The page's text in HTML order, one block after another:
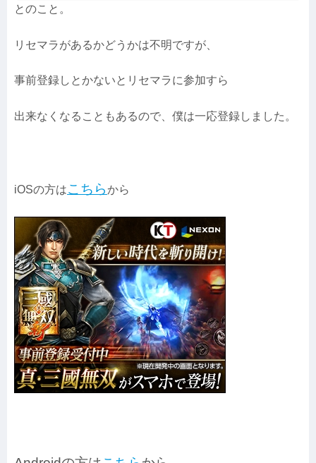
とのこと。
リセマラがあるかどうかは不明ですが、
事前登録しとかないとリセマラに参加すら
出来なくなることもあるので、僕は一応登録しました。
iOSの方はこちらから